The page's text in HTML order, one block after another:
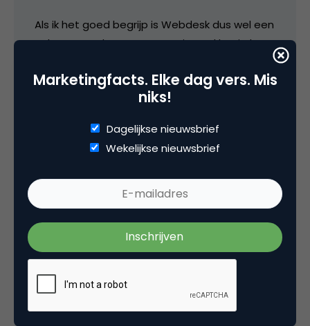
Als ik het goed begrijp is Webdesk dus wel een
echte “must have” wanneer je veel bezig bent
27 december 2004 om 13:29
@Evert Jan
Yip ik heb ze nagenoeg allemaal. Ries schrijft
boeken die makkelijk weg lezen. Ik heb ze zelf
een tijdje uitgedeeld tijdens workshops die ik
Marketingfacts. Elke dag vers. Mis
niks!
Dagelijkse nieuwsbrief
Wekelijkse nieuwsbrief